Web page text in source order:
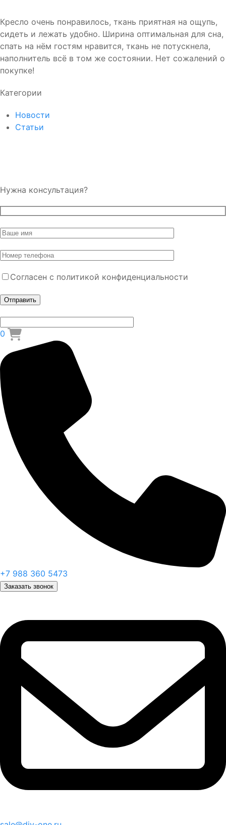
Кресло очень понравилось, ткань приятная на ощупь,
сидеть и лежать удобно. Ширина оптимальная для сна,
спать на нём гостям нравится, ткань не потускнела,
наполнитель всё в том же состоянии. Нет сожалений о
покупке!
Категории
Новости
Статьи
Нужна консультация?
Согласен с политикой конфиденциальности
0
+7 988 360 5473
Заказать звонок